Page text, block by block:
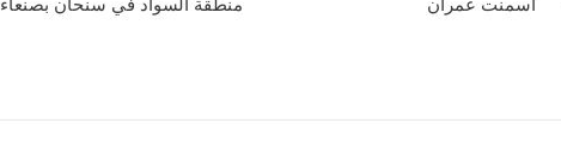
اسمنت عمران
منطقة السواد في سنحان بصنعاء